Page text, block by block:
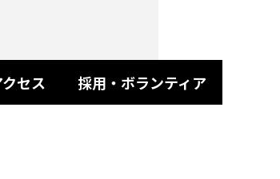
クセス 採用・ボランティア